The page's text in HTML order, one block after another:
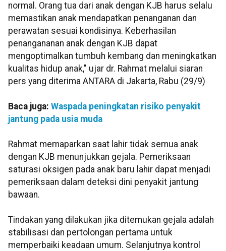
normal. Orang tua dari anak dengan KJB harus selalu
memastikan anak mendapatkan penanganan dan
perawatan sesuai kondisinya. Keberhasilan
penangananan anak dengan KJB dapat
mengoptimalkan tumbuh kembang dan meningkatkan
kualitas hidup anak," ujar dr. Rahmat melalui siaran
pers yang diterima ANTARA di Jakarta, Rabu (29/9)
Baca juga: Waspada peningkatan risiko penyakit
jantung pada usia muda
Rahmat memaparkan saat lahir tidak semua anak
dengan KJB menunjukkan gejala. Pemeriksaan
saturasi oksigen pada anak baru lahir dapat menjadi
pemeriksaan dalam deteksi dini penyakit jantung
bawaan.
Tindakan yang dilakukan jika ditemukan gejala adalah
stabilisasi dan pertolongan pertama untuk
memperbaiki keadaan umum. Selanjutnya kontrol